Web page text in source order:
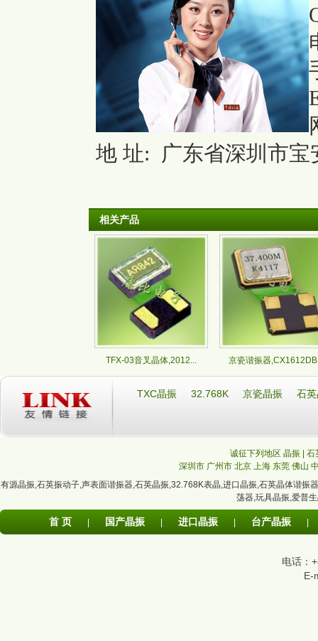
地 址: 广东省深圳市宝
相关产品
TFX-03音叉晶体,2012... 京瓷谐振器
TXC晶振 32.768K 京瓷晶振 石
诚征下列地区 晶振 |
深圳市 广州市 北京 上海 东莞 佛山
有源晶振,石英振动子,声表面谐振器,石英晶振,32.768K表晶,进口晶振,石英晶体谐振器
荡器,玩具晶振,爱普
首 页 国产晶振 进口晶振 台产晶振
电话：
E-